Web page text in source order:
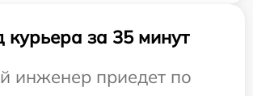
курьера за 35 минут
инженер приедет по